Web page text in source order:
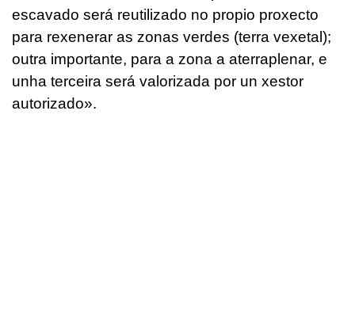
escavado será reutilizado no propio proxecto
para rexenerar as zonas verdes (terra vexetal);
outra importante, para a zona a aterraplenar, e
unha terceira será valorizada por un xestor
autorizado».